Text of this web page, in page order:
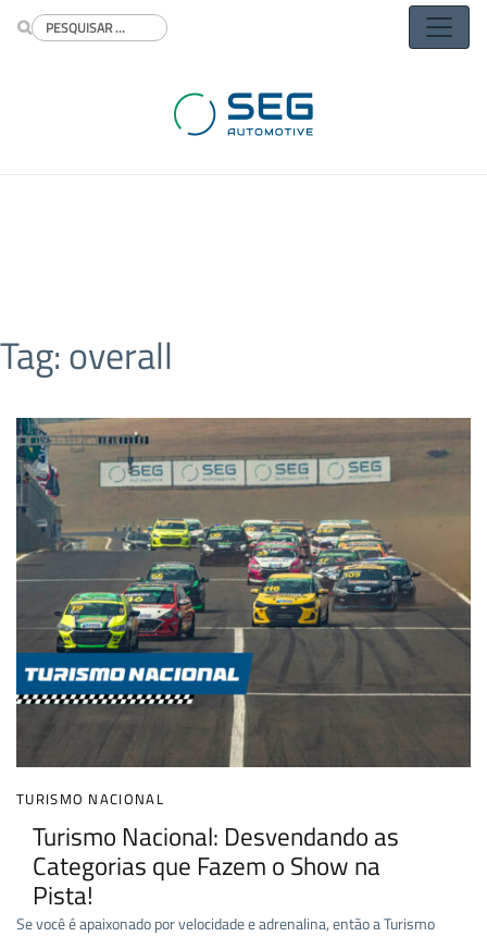
Tag:overall
TURISMO NACIONAL
Turismo Nacional: Desvendando as
Categorias que Fazem o Show na
Pista!
Se você é apaixonado por velocidade e adrenalina, então a Turismo